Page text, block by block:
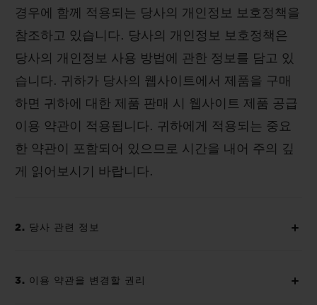
경우에 함께 적용되는 당사의 개인정보 보호정책을
참조하고 있습니다. 당사의 개인정보 보호정책은
당사의 개인정보 사용 방법에 관한 정보를 담고 있
습니다. 귀하가 당사의 웹사이트에서 제품을 구매
하면 귀하에 대한 제품 판매 시 웹사이트 제품 공급
이용 약관이 적용됩니다. 귀하에게 적용되는 중요
한 약관이 포함되어 있으므로 시간을 내어 주의 깊
게 읽어보시기 바랍니다.
2. 당사 관련 정보
3. 이용 약관을 변경할 권리